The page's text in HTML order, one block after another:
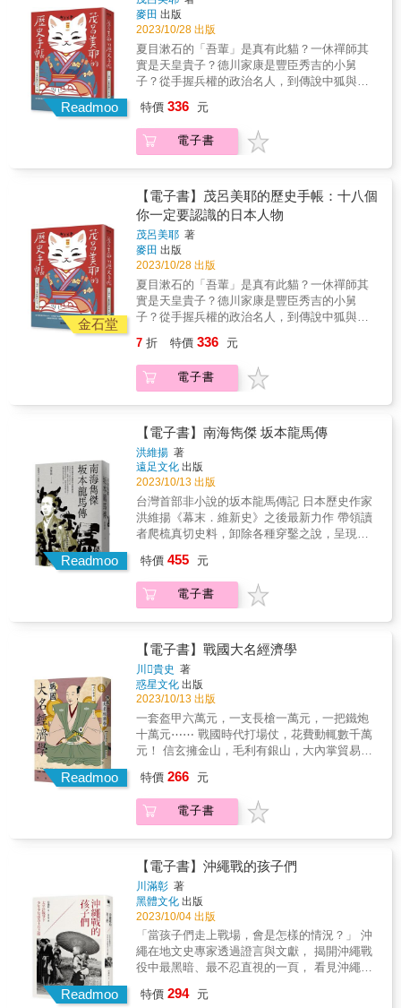
後，日本的台灣研究學界開始重新關注社會運
動的力量，曾經特地邀請台灣中研院社會所的
吳介民和林宗弘，前往發表與太陽花運動及中
國因素相關的論文。日本的台灣研究權威若林
正丈曾說，太陽花運動是一場很「幸運」的運
動。究竟，在這些曾經經歷安保鬥爭年代的學
者眼中，太陽花何以「幸運」？而日本歷史上
本社會是如何被建構而成？那個「六○年代」的
記憶，又在日本人的心中留下了什麼？對台灣
而言，日本這場「不幸」的學生運動，以及日
本現今普遍去政治化的消費社會，對台灣而言
不僅是運動當下的參考，更是運動未來的警
惕。 *** 本書中文版第一次出版是在台灣社會經
歷了太陽花洗禮之後的2018年，一年後香港便
爆發了規模一次比一次大、最高達到兩百萬人
上街頭爭取民主的反送中運動。雖然民主派在
2019年年底的區議會選舉大獲全勝，但隨即而
來的COVID-19疫情使得上街變得困難，港版國
安法的通過更形同一道緊箍咒，導致許多參與
中共當局更是直接沒收2020年的香港立法會選
舉。到了2024年3月23日，針對基本法第23條
立法的《維護國家安全條例》正式刊憲生效。
往後港府與中央除了可以援引《國安法》規範
外，更可以利用《維護國家安全條例》所規定
的「叛國、叛亂，煽動叛亂、竊取國家機密，
間諜行為、破壞活動及境外干預」等罪名處以
最高終身監禁的處罰。 本書的第二次出版既是
回顧過去也是展望未來。 在台灣以民主程序重
新選出新任總統的2024年，有必要回顧十年前
太陽花運動如何以違法的佔領行動迫使國會擱
置飽受爭議的服貿協議，也有必要回顧同一年
稍晚的「用愛與和平佔領中環」為何會失敗，
港警察對抗的反送中運動為何會失敗。一個試
圖改變政治運作的社會運動失敗了，但做運動
的人還活著，那麼他們可以用什麼樣的方式繼
1960、1970年代所走過的軌跡，能夠給後代的
我們作為參考。
Readmoo
麥田 出版
2023/10/28 出版
夏目漱石的「吾輩」是真有此貓？一休禪師其
實是天皇貴子？德川家康是豐臣秀吉的小舅
子？從手握兵權的政治名人，到傳說中狐與人
本歷史手帳裡！生活軼事，是歷史洪流中的小
亮點歷史的建構，從來就不只是戰爭、殺戮和
侵略，亦是所有人物當下存在的證明；當歷史
初心，橫跨不同領域，聚焦文人、專業人士、
政治名人到異人的故事，走進當代的日常，用
不同視野認識日本文化、歷史與社會演進。精
選日本史上不可不知的經典人物◆活著是為了
體驗苦惱，但我不願意孤單死去太宰治一生中
有數次了結生命的念頭，追求文學成就的不順
遂，最終使他成為藥物中毒患者，此時他遇到
山崎富榮，在痛苦的生活中揮毫寫下《人間失
格》，為何在作品完成後，選擇與山崎富榮投
入玉川，結束他自認失格的一生？◆今生今世
之祖千利休，奠定了茶道根基，令茶道廣泛普
及至今，但除了茶人的形象，他在當代亦是參
與策畫政治性重大機密的角色。然而，成天鑽
最後又是因為什麼原因，使得豐臣秀吉命令他
切腹自殺？◆貞子飛到美國繼續作祟，長南年
惠留下勝訴紀錄爬出電視的貞子曾經是多少人
童年的夢魘，其母親一角的原型人物就是御船
千鶴子，她具有透視人體的能力，卻因輿論的
中傷與毀謗而自殺；反之身為女巫的長南年惠
卻能在官司中獲判無罪釋放，就因看守人員記
導演，大動干戈硬要尋找愛貓做為日本第一個
統一天下的人，豐臣秀吉的威嚴不在話下，但
德川家康在大阪城對著豐臣秀吉叩拜問安，事
實上卻是秀吉私下請求才換來的？喜愛貓咪的
力尋找他的愛貓，最後竟留下一張「貓的借
據」？本書特色★手帳形式，講歷史也講生活
以更貼近讀者的方式，呈現MIYA擅長解說的日
本歷史文化，閱讀歷史原來這麼簡單。★每篇
皆附重要事件年表、小事典羅列精選歷史人物
的重要事件年表及小事典，人物形象與歷史脈
絡更鮮明。★加上附錄，對照年份更容易書末
檢附西元日本年代對照表／鎌倉幕府將軍表／
室町幕府將軍表／江戶幕府將軍表／日本特殊
寫，帶領讀者穿越日本歷史的長廊，走進經典
人物的生活，一窺當代文化、社會發展的多重
樣貌。跳脫歷史意義的制式框架，在茂呂美耶
透過生動地描述，輕鬆活潑的字句，縮短時空
的距離感，帶領讀者重新認識撰寫《源氏物
語》的紫式部，原來也愛吃沙丁魚；日本史上
第一位女性婦產科醫師楠本稻其實是混血兒；
瀟灑的清水次郎長娶了三任妻子竟然都叫阿蝶
&hellip;&hellip;。作者憑藉著對日本歷史的專業
與熱忱，以「普及日本歷史常識」為目標，挑
近人的切入點，為讀者開闢一條認識日本歷史
特價 336 元
電子書
金石堂
【電子書】茂呂美耶的歷史手帳：十八個
你一定要認識的日本人物
茂呂美耶 著
麥田 出版
2023/10/28 出版
夏目漱石的「吾輩」是真有此貓？一休禪師其
實是天皇貴子？德川家康是豐臣秀吉的小舅
子？從手握兵權的政治名人，到傳說中狐與人
本歷史手帳裡！生活軼事，是歷史洪流中的小
亮點歷史的建構，從來就不只是戰爭、殺戮和
侵略，亦是所有人物當下存在的證明；當歷史
初心，橫跨不同領域，聚焦文人、專業人士、
政治名人到異人的故事，走進當代的日常，用
不同視野認識日本文化、歷史與社會演進。精
選日本史上不可不知的經典人物◆活著是為了
體驗苦惱，但我不願意孤單死去太宰治一生中
有數次了結生命的念頭，追求文學成就的不順
遂，最終使他成為藥物中毒患者，此時他遇到
山崎富榮，在痛苦的生活中揮毫寫下《人間失
格》，為何在作品完成後，選擇與山崎富榮投
最後一次相會，你願意為我泡一杯茶嗎？茶道
之祖千利休，奠定了茶道根基，令茶道廣泛普
及至今，但除了茶人的形象，他在當代亦是參
研茶事、品茗的千利休，為何能夠把持大權？
最後又是因為什麼原因，使得豐臣秀吉命令他
切腹自殺？◆貞子飛到美國繼續作祟，長南年
惠留下勝訴紀錄爬出電視的貞子曾經是多少人
童年的夢魘，其母親一角的原型人物就是御船
千鶴子，她具有透視人體的能力，卻因輿論的
中傷與毀謗而自殺；反之身為女巫的長南年惠
錄了八項常人難及現象？◆幕前幕後均是一流
導演，大動干戈硬要尋找愛貓做為日本第一個
統一天下的人，豐臣秀吉的威嚴不在話下，但
豐臣秀吉，竟以公權力下令當時的司法奉行全
力尋找他的愛貓，最後竟留下一張「貓的借
據」？本書特色★手帳形式，講歷史也講生活
以更貼近讀者的方式，呈現MIYA擅長解說的日
本歷史文化，閱讀歷史原來這麼簡單。★每篇
皆附重要事件年表、小事典羅列精選歷史人物
的重要事件年表及小事典，人物形象與歷史脈
檢附西元日本年代對照表／鎌倉幕府將軍表／
7 折 特價 336 元
電子書
Readmoo
【電子書】南海雋傑 坂本龍馬傳
洪維揚 著
遠足文化 出版
2023/10/13 出版
台灣首部非小說的坂本龍馬傳記 日本歷史作家
洪維揚《幕末．維新史》之後最新力作 帶領讀
者爬梳真切史料，卸除各種穿鑿之說，呈現真
推波助瀾之下，坂本龍馬堪稱日本近代史上最
具知名度的人物之一。說起維新，坂本龍馬在
台灣也是最常被提及的人物，薩長同盟、龜山
響亮，經常出現在流行文化之中，真實的龍馬
反而因為這些傳述與宣揚，身影逐漸模糊甚而
失真。 此外，不少關於龍馬的創作都已有些時
日，譬如司馬遼太郎的《龍馬行》發行超過六
十年，近數十年來關於幕末與龍馬的史料與研
究陸續推新，某些關於龍馬傳述許久的說法，
亟待讀者重新認識，像是薩長同盟真為龍馬一
人所力促而成？船中八策真的存在？ 本書作者
透過龍馬留下的書信、前人的考證成果，以及
記。或許，真實的龍馬少了那些戲劇性增添的
色彩，但透過此書親炙這樣一個傳奇人物充滿
魅力的人生，依仍教人大為驚嘆並深受吸引。
本書特色 ★不同於過往的小說、漫畫、戲劇改
編等作品，本書為華文第一本坂本龍馬的非小
說傳記，能夠帶領讀者進入龍馬的真實生涯。
&
特價 455 元
電子書
Readmoo
【電子書】戰國大名經濟學
川貴史 著
惑星文化 出版
2023/10/13 出版
一套盔甲六萬元，一支長槍一萬元，一把鐵炮
十萬元⋯⋯ 戰國時代打場仗，花費動輒數千萬
元！ 信玄擁金山，毛利有銀山，大內掌貿易，
是： 錢！錢！錢！ & 戰國時代正如其名，整個
日本陷入了戰亂之中。然而，戰爭並不僅僅是
個體的武力優勢能夠帶來勝利。最重要的是金
都需要金錢。如果沒有金錢，戰爭根本無法進
行。 因此，戰國大名必須從平時開始，不斷注
重增加領內的經濟實力。他們進行治水工程以
確保穩定的農作物收成，進行道路建設以促進
交通，通過「樂市樂座」政策活絡經濟，開發
礦山以獲得金、銀、銅等貴重金屬，並且還開
展了當時初次出現的對歐貿易，如西、葡等
國。他們採取了各種手段，全力實現「富國強
兵」。 由於史料的限制，很難精算出戰國時代
特價 266 元
電子書
Readmoo
【電子書】沖繩戰的孩子們
川滿彰 著
黑體文化 出版
2023/10/04 出版
「當孩子們走上戰場，會是怎樣的情況？」 沖
繩在地文史專家透過證言與文獻， 揭開沖繩戰
役中最黑暗、最不忍直視的一頁， 看見沖繩人
年的沖繩戰，是第二次世界大戰太平洋戰區中
特價 294 元